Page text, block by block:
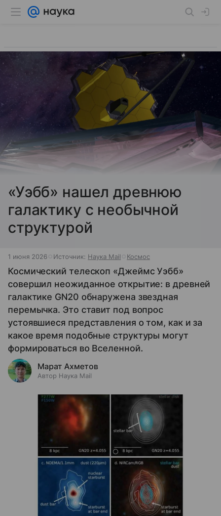
«Уэбб» нашел древнюю
галактику с необычной
структурой
1 июня 2026 Источник: Наука Mail Космос
Космический телескоп «Джеймс Уэбб»
совершил неожиданное открытие: в древней
галактике GN20 обнаружена звездная
перемычка. Это ставит под вопрос
устоявшиеся представления о том, как и за
какое время подобные структуры могут
формироваться во Вселенной.
Марат Ахметов
Автор Наука Mail